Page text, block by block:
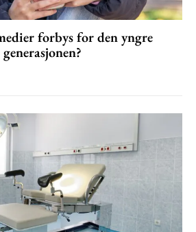
forbys for den yngre
generasjonen?